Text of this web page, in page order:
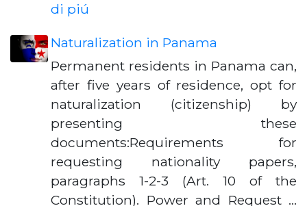
di piú
Naturalization in Panama
Permanent residents in Panama can,
after five years of residence, opt for
naturalization (citizenship) by
presenting these
documents:Requirements for
requesting nationality papers,
paragraphs 1-2-3 (Art. 10 of the
Constitution). Power and Request …